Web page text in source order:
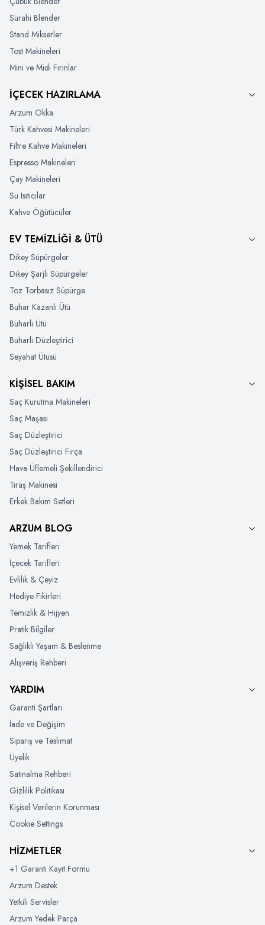
Sürahi Blender
Stand Mikserler
Tost Makineleri
Mini ve Midi Fırınlar
İÇECEK HAZIRLAMA
Arzum Okka
Türk Kahvesi Makineleri
Filtre Kahve Makineleri
Espresso Makineleri
Çay Makineleri
Su Isıtıcılar
Kahve Öğütücüler
EV TEMİZLİĞİ & ÜTÜ
Dikey Süpürgeler
Dikey Şarjlı Süpürgeler
Toz Torbasız Süpürge
Buhar Kazanlı Ütü
Buharlı Ütü
Buharlı Düzleştirici
Seyahat Ütüsü
KİŞİSEL BAKIM
Saç Kurutma Makineleri
Saç Maşası
Saç Düzleştirici
Saç Düzleştirici Fırça
Hava Üflemeli Şekillendirici
Tıraş Makinesi
Erkek Bakım Setleri
ARZUM BLOG
Yemek Tarifleri
İçecek Tarifleri
Evlilik & Çeyiz
Hediye Fikirleri
Temizlik & Hijyen
Pratik Bilgiler
Sağlıklı Yaşam & Beslenme
Alışveriş Rehberi
YARDIM
Garanti Şartları
İade ve Değişim
Sipariş ve Teslimat
Üyelik
Satınalma Rehberi
Gizlilik Politikası
Kişisel Verilerin Korunması
Cookie Settings
HİZMETLER
+1 Garanti Kayıt Formu
Arzum Destek
Yetkili Servisler
Arzum Yedek Parça